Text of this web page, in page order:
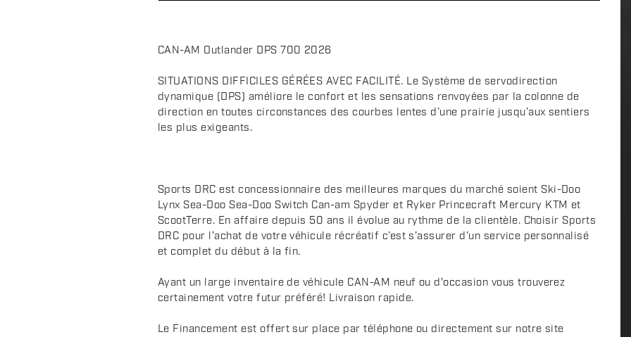
D
s
c
r
i
i
o
n
CAN-AM Outlander DPS 700 2026
SITUATIONS DIFFICILES GÉRÉES AVEC FACILITÉ. Le Système de servodirection
dynamique (DPS) améliore le confort et les sensations renvoyées par la colonne de
direction en toutes circonstances des courbes lentes d’une prairie jusqu’aux sentiers
les plus exigeants.
Sports DRC est concessionnaire des meilleures marques du marché soient Ski-Doo
Lynx Sea-Doo Sea-Doo Switch Can-am Spyder et Ryker Princecraft Mercury KTM et
ScootTerre. En affaire depuis 50 ans il évolue au rythme de la clientèle. Choisir Sports
DRC pour l’achat de votre véhicule récréatif c’est s’assurer d’un service personnalisé
et complet du début à la fin.
Ayant un large inventaire de véhicule CAN-AM neuf ou d'occasion vous trouverez
certainement votre futur préféré! Livraison rapide.
Le Financement est offert sur place par téléphone ou directement sur notre site